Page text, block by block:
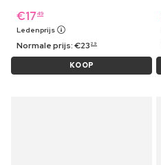
€17 49
Ledenprijs
Normale prijs:€23 29
KOOP